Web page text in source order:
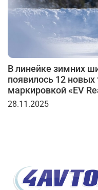
В линейке зимних
появилось 12
маркировкой «EV
28.11.2025